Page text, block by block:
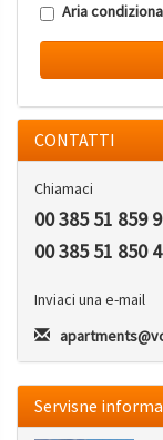
Aria
CONTATTI
Chiamaci
00 385 51 859
00 385 51 850
Inviaci una e-mail
Servisne